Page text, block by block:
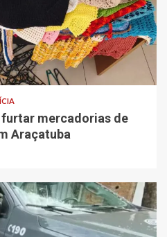
mercadorias de
Araçatuba